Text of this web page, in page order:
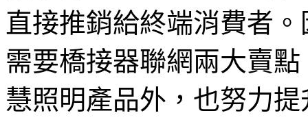
直接推銷給終端消費者
需要橋接器聯網兩大賣
慧照明產品外，也努力